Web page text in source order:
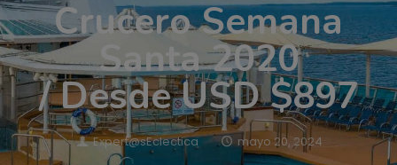
Crucero Semana
Santa 2020
/ Desde USD $897
Expert@sEclectica mayo 20, 2024